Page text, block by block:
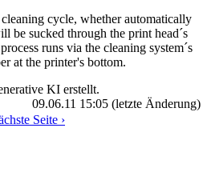
cycle, whether automatically
be sucked through the print head´s
runs via the cleaning system´s
at the printer's bottom.
KI erstellt.
09.06.11 15:05 (letzte Änderung)
Seite ›